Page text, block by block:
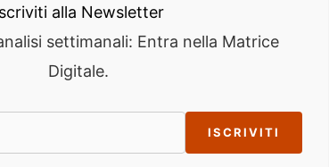
alla Newsletter
settimanali: Entra nella Matrice
Digitale.
ISCRIVITI